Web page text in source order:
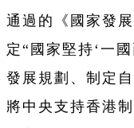
通過的《國家發
定“國家堅持‘一
發展規劃、制定
將中央支持香港